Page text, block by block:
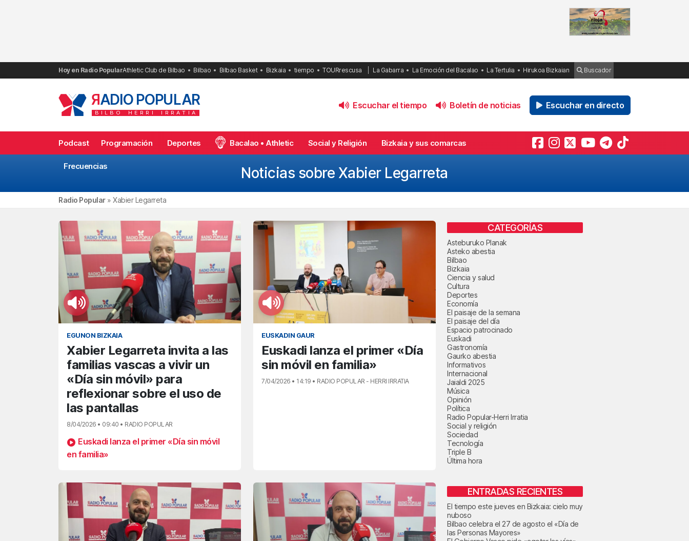
Hoy en Radio PopularAthletic Club de Bilbao Bilbao Bilbao Basket Bizkaia tiempo TOURrescusa La Gabarra La Emoción del Bacalao La Tertulia Hirukoa Bizkaian Buscador
RADIO POPULAR
BILBO HERRI IRRATIA
Escuchar el tiempo Boletín de noticias Escuchar en directo
Podcast Programación Deportes Bacalao • Athletic Social y Religión Bizkaia y sus comarcas
Frecuencias Noticias sobre Xabier Legarreta
Radio Popular» Xabier Legarreta
EGUNON BIZKAIA
Xabier Legarreta invita a las
familias vascas a vivir un
«Día sin móvil» para
reflexionar sobre el uso de
las pantallas
8/04/2026 • 09:40 • RADIO POPULAR
Euskadi lanza el primer «Día sin móvil
en familia»
EUSKADIN GAUR
Euskadi lanza el primer «Día
sin móvil en familia»
7/04/2026 • 14:19 • RADIO POPULAR - HERRI IRRATIA
CATEGORÍAS
Asteburuko Planak
Asteko abestia
Bilbao
Bizkaia
Ciencia y salud
Cultura
Deportes
Economía
El paisaje de la semana
El paisaje del día
Espacio patrocinado
Euskadi
Gastronomía
Gaurko abestia
Informativos
Internacional
Jaialdi 2025
Música
Opinión
Política
Radio Popular-Herri Irratia
Social y religión
Sociedad
Tecnología
Triple B
Última hora
ENTRADAS RECIENTES
El tiempo este jueves en Bizkaia: cielo muy
nuboso
Bilbao celebra el 27 de agosto el «Día de
las Personas Mayores»